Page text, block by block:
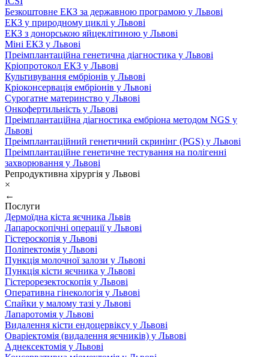
Безкоштовне ЕКЗ за державною програмою у Львові
ЕКЗ у природному циклі у Львові
ЕКЗ з донорською яйцеклітиною у Львові
Міні ЕКЗ у Львові
Преімплантаційна генетична діагностика у Львові
Кріопротокол ЕКЗ у Львові
Культивування ембріонів у Львові
Кріоконсервація ембріонів у Львові
Сурогатне материнство у Львові
Онкофертильність у Львові
Преімплантаційна діагностика ембріона методом NGS у
Львові
Преімплантаційний генетичний скринінг (PGS) у Львові
Преімплантаційне генетичне тестування на полігенні
захворювання у Львові
Репродуктивна хірургія у Львові
×
←
Послуги
Дермоїдна кіста яєчника Львів
Лапароскопічні операції у Львові
Гістероскопія у Львові
Поліпектомія у Львові
Пункція молочної залози у Львові
Пункція кісти яєчника у Львові
Гістерорезектоскопія у Львові
Оперативна гінекологія у Львові
Спайки у малому тазі у Львові
Лапаротомія у Львові
Видалення кісти ендоцервіксу у Львові
Оваріектомія (видалення яєчників) у Львові
Аднексектомія у Львові